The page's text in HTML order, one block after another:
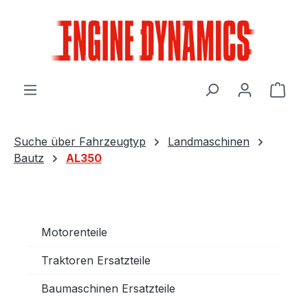
Suche über Fahrzeugtyp
Landmaschinen
Bautz
AL350
Motorenteile
Traktoren Ersatzteile
Baumaschinen Ersatzteile